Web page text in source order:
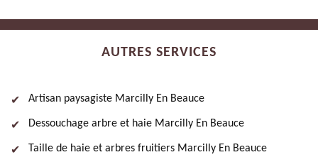
AUTRES SERVICES
Artisan paysagiste Marcilly En Beauce
Dessouchage arbre et haie Marcilly En Beauce
Taille de haie et arbres fruitiers Marcilly En Beauce